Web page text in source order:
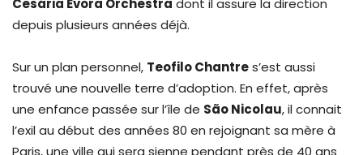
Cesária Évora Orchestra dont il assure la direction
depuis plusieurs années déjà.
Sur un plan personnel, Teofilo Chantres’est aussi
trouvé une nouvelle terre d’adoption. En effet, après
une enfance passée sur l’île de São Nicolau, il connait
l’exil au début des années 80 en rejoignant sa mère à
Paris, une ville qui sera sienne pendant près de 40 ans